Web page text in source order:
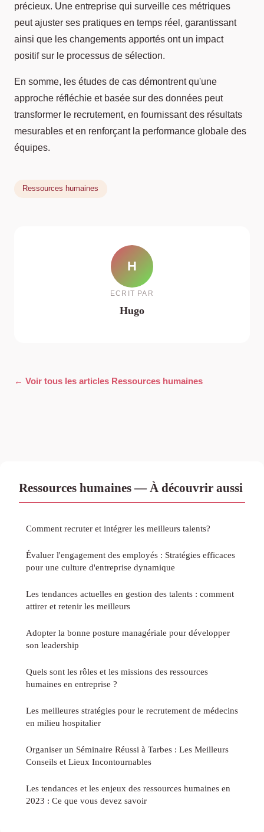
précieux. Une entreprise qui surveille ces métriques
peut ajuster ses pratiques en temps réel, garantissant
ainsi que les changements apportés ont un impact
positif sur le processus de sélection.
En somme, les études de cas démontrent qu'une
approche réfléchie et basée sur des données peut
transformer le recrutement, en fournissant des résultats
mesurables et en renforçant la performance globale des
équipes.
Ressources humaines
H
ECRIT PAR
Hugo
← Voir tous les articles Ressources humaines
Ressources humaines — À découvrir aussi
Comment recruter et intégrer les meilleurs talents?
Évaluer l'engagement des employés : Stratégies efficaces
pour une culture d'entreprise dynamique
Les tendances actuelles en gestion des talents : comment
attirer et retenir les meilleurs
Adopter la bonne posture managériale pour développer
son leadership
Quels sont les rôles et les missions des ressources
humaines en entreprise ?
Les meilleures stratégies pour le recrutement de médecins
en milieu hospitalier
Organiser un Séminaire Réussi à Tarbes : Les Meilleurs
Conseils et Lieux Incontournables
Les tendances et les enjeux des ressources humaines en
2023 : Ce que vous devez savoir